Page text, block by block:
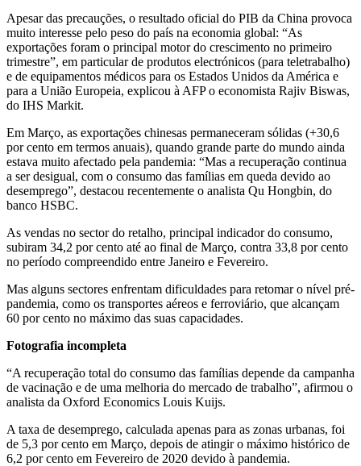
Apesar das precauções, o resultado oficial do PIB da China provoca
muito interesse pelo peso do país na economia global: “As
exportações foram o principal motor do crescimento no primeiro
trimestre”, em particular de produtos electrónicos (para teletrabalho)
e de equipamentos médicos para os Estados Unidos da América e
para a União Europeia, explicou à AFP o economista Rajiv Biswas,
do IHS Markit.
Em Março, as exportações chinesas permaneceram sólidas (+30,6
por cento em termos anuais), quando grande parte do mundo ainda
estava muito afectado pela pandemia: “Mas a recuperação continua
a ser desigual, com o consumo das famílias em queda devido ao
desemprego”, destacou recentemente o analista Qu Hongbin, do
banco HSBC.
As vendas no sector do retalho, principal indicador do consumo,
subiram 34,2 por cento até ao final de Março, contra 33,8 por cento
no período compreendido entre Janeiro e Fevereiro.
Mas alguns sectores enfrentam dificuldades para retomar o nível pré-
pandemia, como os transportes aéreos e ferroviário, que alcançam
60 por cento no máximo das suas capacidades.
Fotografia incompleta
“A recuperação total do consumo das famílias depende da campanha
de vacinação e de uma melhoria do mercado de trabalho”, afirmou o
analista da Oxford Economics Louis Kuijs.
A taxa de desemprego, calculada apenas para as zonas urbanas, foi
de 5,3 por cento em Março, depois de atingir o máximo histórico de
6,2 por cento em Fevereiro de 2020 devido à pandemia.